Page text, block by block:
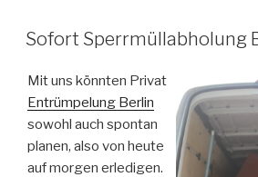
VERÖFFENTLICHT
AM
Sofort Sperrmüllabholung
Mit uns könnten Privat
Entrümpelung Berlin
sowohl auch spontan
planen, also von heute
auf morgen erledigen.